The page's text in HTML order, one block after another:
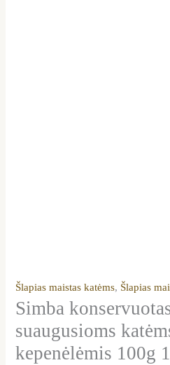
Šlapias maistas katėms, Šlapias
Simba
suaugusioms
kepenėlėmis 100g